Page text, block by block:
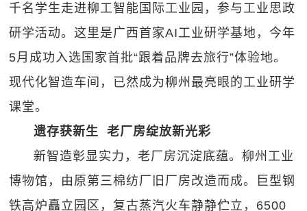
千名学生走进柳工智能国际工业园，参与工业思政
研学活动。这里是广西首家AI工业研学基地，今年
5月成功入选国家首批“跟着品牌去旅行”体验地。
现代化智造车间，已然成为柳州最亮眼的工业研学
课堂。
遗存获新生 老厂房‍绽放新光彩
新智造彰显实力，老厂房沉淀底蕴。柳州工业
博物馆，由原第三棉纺厂旧厂房改造而成。巨型钢
铁高炉矗立园区，复古蒸汽火车静静伫立，6500